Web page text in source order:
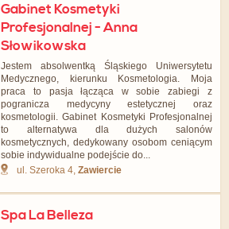
Gabinet Kosmetyki
Profesjonalnej - Anna
Słowikowska
Jestem absolwentką Śląskiego Uniwersytetu
Medycznego, kierunku Kosmetologia. Moja
praca to pasja łącząca w sobie zabiegi z
pogranicza medycyny estetycznej oraz
kosmetologii. Gabinet Kosmetyki Profesjonalnej
to alternatywa dla dużych salonów
kosmetycznych, dedykowany osobom ceniącym
sobie indywidualne podejście do...
ul. Szeroka 4,Zawiercie
Spa La Belleza